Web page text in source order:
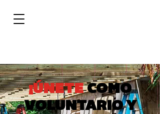
¡ÚNETECOMO
VOLUNTARIO Y